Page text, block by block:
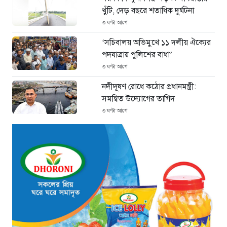
খুঁটি, দেড় বছরে শতাধিক দুর্ঘটনা
৩ ঘণ্টা আগে
‘সচিবালয় অভিমুখে ১১ দলীয় ঐক্যের
পদযাত্রায় পুলিশের বাধা’
৩ ঘণ্টা আগে
নদীদূষণ রোধে কঠোর প্রধানমন্ত্রী:
সমন্বিত উদ্যোগের তাগিদ
৩ ঘণ্টা আগে
দেশ ছাড়ার পর হাসিনা পরিবারের
সদস্যরা এখন কোথায়?
৫ ঘণ্টা আগে
ইরান সংকটে ইতিবাচক মোড়:
বিশ্ববাজারে কমল জ্বালানি তেলের দাম
১ দিন আগে
নারায়ণগঞ্জ তোলারাম কলেজে